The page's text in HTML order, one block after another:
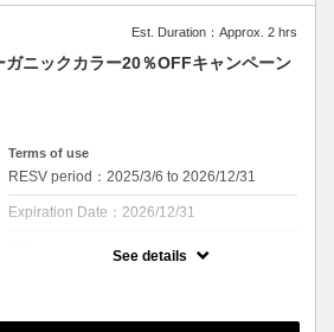
します)
Est. Duration：Approx. 2 hrs
ガニックカラー20％OFFキャンペーン
Terms of use
RESV period：2025/3/6 to 2026/12/31
Expiration Date：2026/12/31
See details